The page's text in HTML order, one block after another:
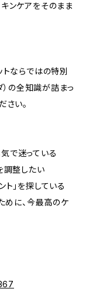
ンケアをそのまま
トならではの特別
の全知識が詰まっ
さい。
で迷っている
調整したい
ト」を探している
めに、今最高のケ